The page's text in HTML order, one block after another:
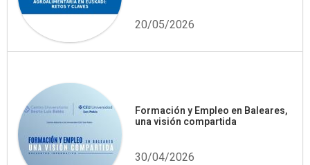
20/05/2026
Formación y Empleo en Baleares,
una visión compartida
30/04/2026